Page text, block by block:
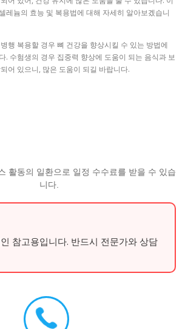
레늄의 효능 및 복용법에 대해 자세히 알아보겠습니
행 복용할 경우 뼈 건강을 향상시킬 수 있는 방법에
. 수험생의 경우 집중력 향상에 도움이 되는 음식과 보
어 있으니, 많은 도움이 되길 바랍니다.
활동의 일환으로 일정 수수료를 받을 수 있습
니다.
참고용입니다. 반드시 전문가와 상담